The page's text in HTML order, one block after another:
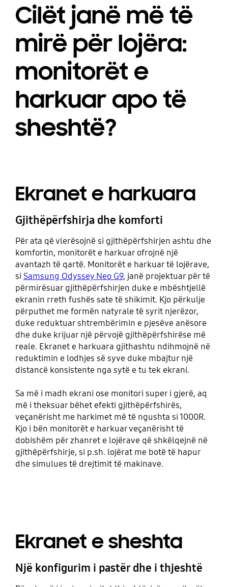
Cilët janë më të
mirë për lojëra:
monitorët e
harkuar apo të
sheshtë?
Ekranet e harkuara
Gjithëpërfshirja dhe komforti
Për ata që vlerësojnë si gjithëpërfshirjen ashtu dhe
komfortin, monitorët e harkuar ofrojnë një
avantazh të qartë. Monitorët e harkuar të lojërave,
si Samsung Odyssey Neo G9, janë projektuar për të
përmirësuar gjithëpërfshirjen duke e mbështjellë
ekranin rreth fushës sate të shikimit. Kjo përkulje
përputhet me formën natyrale të syrit njerëzor,
duke reduktuar shtrembërimin e pjesëve anësore
dhe duke krijuar një përvojë gjithëpërfshirëse më
reale. Ekranet e harkuara gjithashtu ndihmojnë në
reduktimin e lodhjes së syve duke mbajtur një
distancë konsistente nga sytë e tu tek ekrani.
Sa më i madh ekrani ose monitori super i gjerë, aq
më i theksuar bëhet efekti gjithëpërfshirës,
veçanërisht me harkimet më të ngushta si 1000R.
Kjo i bën monitorët e harkuar veçanërisht të
dobishëm për zhanret e lojërave që shkëlqejnë në
gjithëpërfshirje, si p.sh. lojërat me botë të hapur
dhe simulues të drejtimit të makinave.
Ekranet e sheshta
Një konfigurim i pastër dhe i thjeshtë